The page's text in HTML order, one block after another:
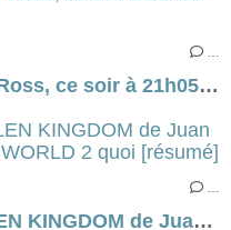
HUNGER GAMES de Gary Ross, ce soir à 21h05 sur C8...
…
JURASSIC WORLD : FALLEN KINGDOM de Juan Antonio Bayona, JURASSIC WORLD 2 quoi [résumé]